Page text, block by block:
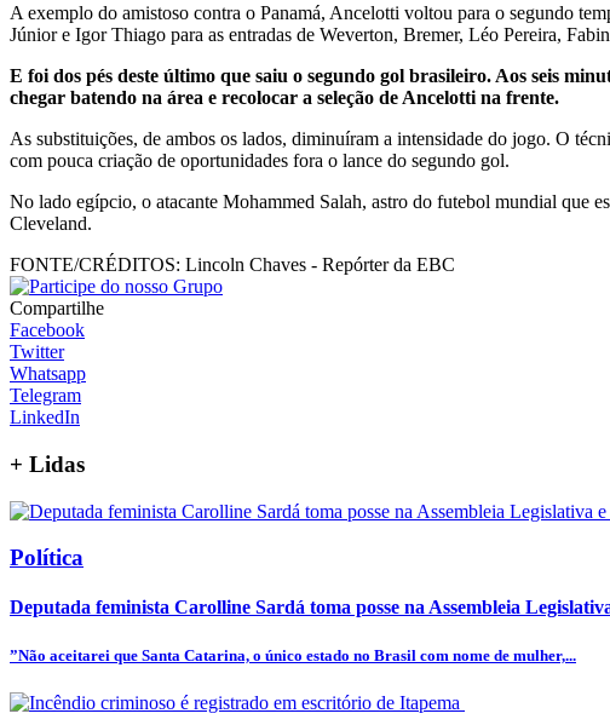
A exemplo do amistoso contra o Panamá, Ancelotti voltou para o segundo
Júnior e Igor Thiago para as entradas de Weverton, Bremer, Léo Pereira,
E foi dos pés deste último que saiu o segundo gol brasileiro. Aos seis
chegar batendo na área e recolocar a seleção de Ancelotti na frente.
As substituições, de ambos os lados, diminuíram a intensidade do jogo. O
com pouca criação de oportunidades fora o lance do segundo gol.
No lado egípcio, o atacante Mohammed Salah, astro do futebol mundial que
Cleveland.
FONTE/CRÉDITOS: Lincoln Chaves - Repórter da EBC
Compartilhe
Facebook
Twitter
Whatsapp
Telegram
LinkedIn
+ Lidas
Política
Deputada feminista Carolline Sardá toma posse na Assembleia
”Não aceitarei que Santa Catarina, o único estado no Brasil com nome de mulher,...